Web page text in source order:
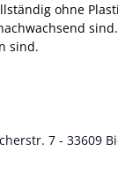
ohne
sind.
7 - 33609